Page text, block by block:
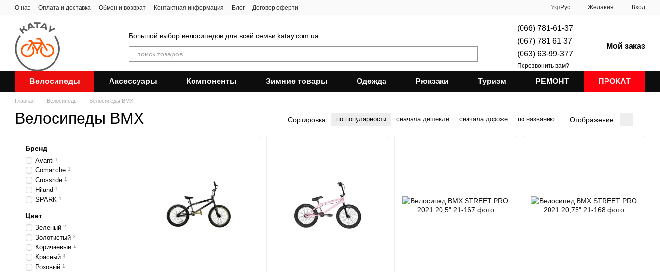
Перейти к основному контенту
О нас Оплата и доставка Обмен и возврат Контактная информация Блог Договор оферти Укр Рус Желания Вход
Большой выбор велосипедов для всей семьи katay.com.ua
(066) 781-61-37
(067) 781 61 37
(063) 63-99-377
Перезвонить вам?
Мой заказ
Велосипеды Аксессуары Компоненты Зимние товары Одежда Рюкзаки Туризм РЕМОНТ ПРОКАТ
Главная Велосипеды Велосипеды BMX
Велосипеды BMX Сортировка: по популярности сначала дешевле сначала дороже по названию Отображение:
Бренд
Avanti 1
Comanche 1
Crossride 1
Hiland 1
SPARK 1
Цвет
Зеленый 2
Золотистый 3
Коричневый 1
Красный 4
Розовый 1